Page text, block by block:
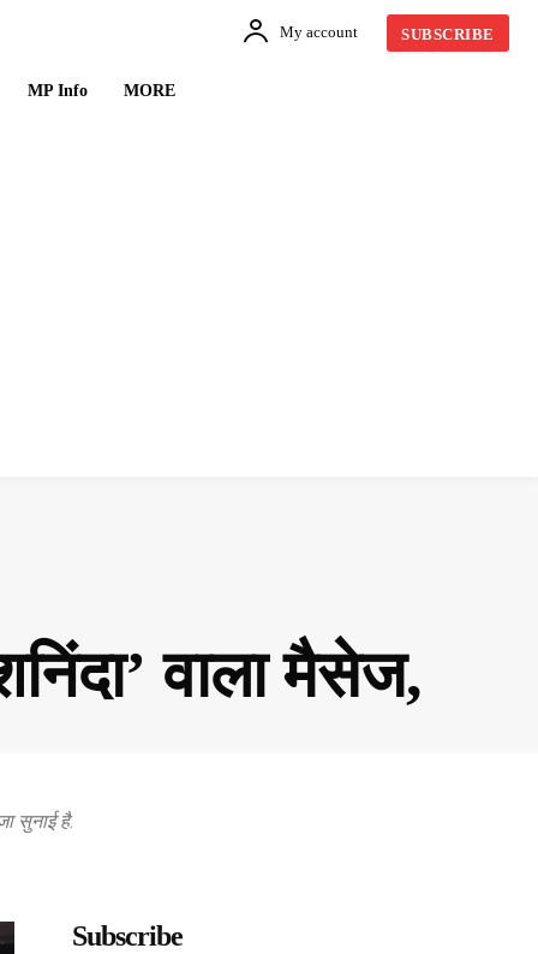
My account SUBSCRIBE
MP Info MORE
वाला मैसेज,
सुनाई है.
Subscribe